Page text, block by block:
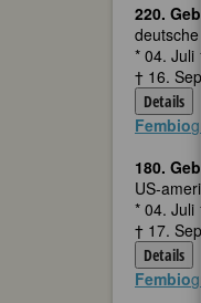
220.
* 04. Juli
† 16.
Details
Fembio
180.
US-
* 04. Juli
† 17.
Details
Fembio